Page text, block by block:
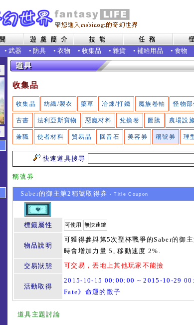
• 武器 • 防具 • 衣物 • 收集品 • 雜貨 • 補給用品 • 食物
收集品
收集品 紡織/製衣 藥草 冶煉/打鐵 魔族卷軸 怪物部
古書 法利亞斯寶物 惡魔材料 兌換卷 圖騰 農場設
兼職 使者材料 貿易品 回音石 美容券 稱號券 理
快速道具搜尋
稱號券
Saber的御主第2稱號取得券 - Title Coupon
標籤屬性 可使用 無快速鍵
物品說明
可獲得參與第5次聖杯戰爭的Saber的御
時會增加力量 5, 移動速度 2%.
交易狀態
可交易，丟地上其他玩家不能撿
活動取得
2015-10-15 00:00:00 ~ 2015-10-29
Fate》命運的骰子
道具主題討論